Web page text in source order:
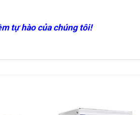
tự hào của chúng tôi!